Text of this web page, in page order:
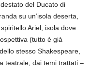
del Ducato di
su un’isola deserta,
Ariel, isola dove
(tutto è già
stesso Shakespeare,
teatrale; dai temi trattati –